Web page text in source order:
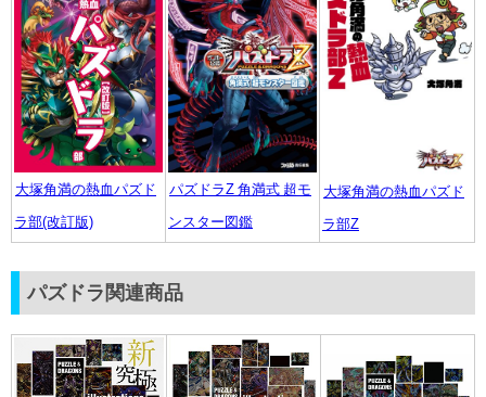
大塚角満の熱血パズド
ラ部(改訂版)
パズドラZ 角満式 超モ
ンスター図鑑
大塚角満の熱血パズド
ラ部Z
パズドラ関連商品